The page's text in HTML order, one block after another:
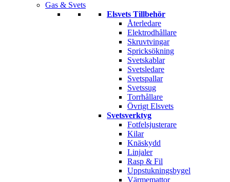
Gas & Svets
Elsvets Tillbehör
Återledare
Elektrodhållare
Skruvtvingar
Spricksökning
Svetskablar
Svetsledare
Svetspallar
Svetssug
Torrhållare
Övrigt Elsvets
Svetsverktyg
Fotfelsjusterare
Kilar
Knäskydd
Linjaler
Rasp & Fil
Uppstukningsbygel
Värmemattor